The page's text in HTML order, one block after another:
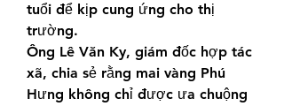
tuổi để kịp cung ứng cho thị
trường.
Ông Lê Văn Ky, giám đốc hợp tác
xã, chia sẻ rằng mai vàng Phú
Hưng không chỉ được ưa chuộng